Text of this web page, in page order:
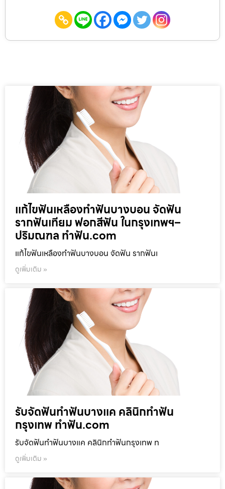
แก้ไขฟันเหลืองทำฟันบางบอน จัดฟัน
รากฟันเทียม ฟอกสีฟัน ในกรุงเทพฯ–
ปริมณฑล ทำฟัน.com
แก้ไขฟันเหลืองทำฟันบางบอน จัดฟัน รากฟันเ
ดูเพิ่มเติม »
รับจัดฟันทำฟันบางแค คลินิกทำฟัน
กรุงเทพ ทำฟัน.com
รับจัดฟันทำฟันบางแค คลินิกทำฟันกรุงเทพ ท
ดูเพิ่มเติม »